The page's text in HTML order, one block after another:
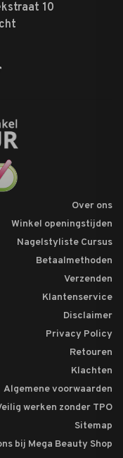
10
Over ons
Winkel openingstijden
Nagelstyliste Cursus
Betaalmethoden
Verzenden
Klantenservice
Disclaimer
Privacy Policy
Retouren
Klachten
Algemene voorwaarden
werken zonder TPO
Sitemap
bij Mega Beauty Shop